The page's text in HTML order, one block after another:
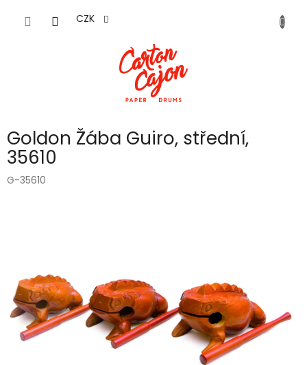
CZK
Goldon Žába Guiro, střední,
35610
G-35610